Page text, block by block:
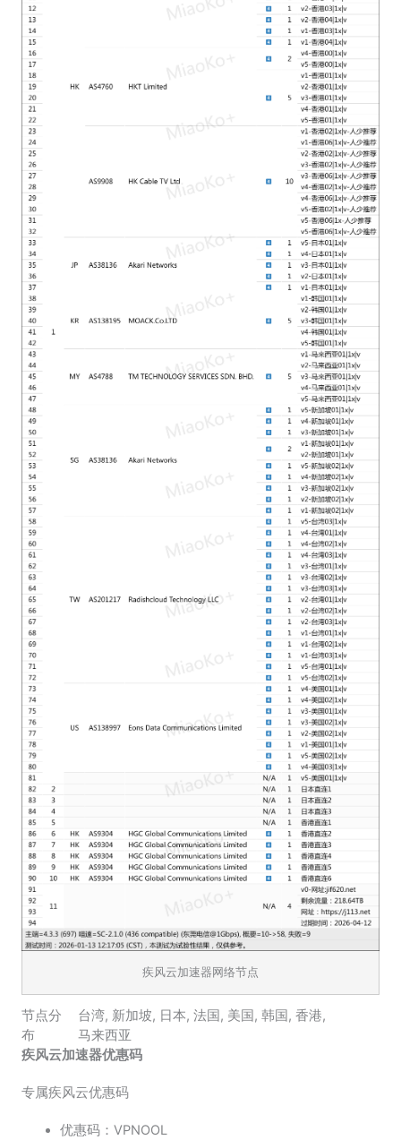
疾风云加速器网络节点
节点分
布
台湾, 新加坡, 日本, 法国 , 美国 , 韩国 , 香港,
马来西亚
疾风云加速器优惠码
专属疾风云优惠码
优惠码：VPNOOL